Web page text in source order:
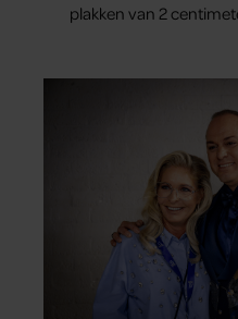
plakken van 2